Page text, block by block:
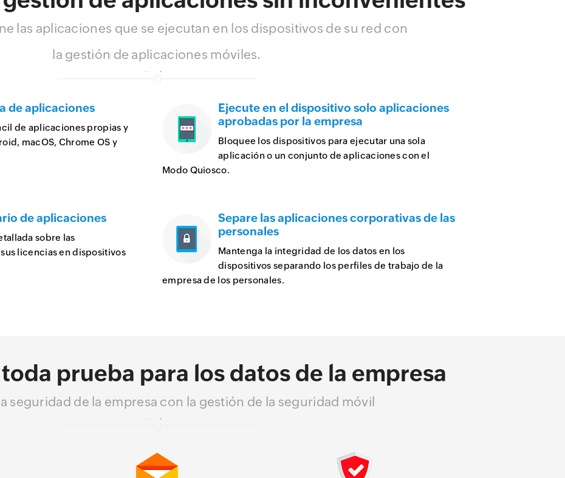
las aplicaciones que se ejecutan en los dispositivos de su red con
la gestión de aplicaciones móviles.
de aplicaciones
de aplicaciones propias y
macOS, Chrome OS y
Ejecute en el dispositivo solo aplicaciones
aprobadas por la empresa
Bloquee los dispositivos para ejecutar una sola
aplicación o un conjunto de aplicaciones con el
Modo Quiosco.
de aplicaciones
sobre las
licencias en dispositivos
Separe las aplicaciones corporativas de las
personales
Mantenga la integridad de los datos en los
dispositivos separando los perfiles de trabajo de la
empresa de los personales.
prueba para los datos de la empresa
seguridad de la empresa con la gestión de la seguridad móvil